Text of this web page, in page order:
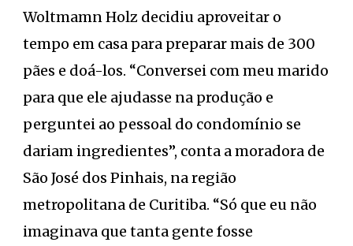
Woltmamn Holz decidiu aproveitar o
tempo em casa para preparar mais de 300
pães e doá-los. “Conversei com meu marido
para que ele ajudasse na produção e
perguntei ao pessoal do condomínio se
dariam ingredientes”, conta a moradora de
São José dos Pinhais, na região
metropolitana de Curitiba. “Só que eu não
imaginava que tanta gente fosse